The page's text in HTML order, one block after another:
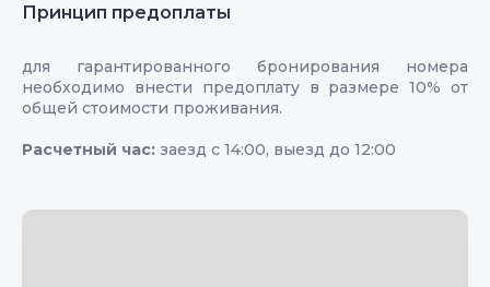
Принцип предоплаты
для гарантированного бронирования номера
необходимо внести предоплату в размере 10% от
общей стоимости проживания.
Расчетный час: заезд с 14:00, выезд до 12:00